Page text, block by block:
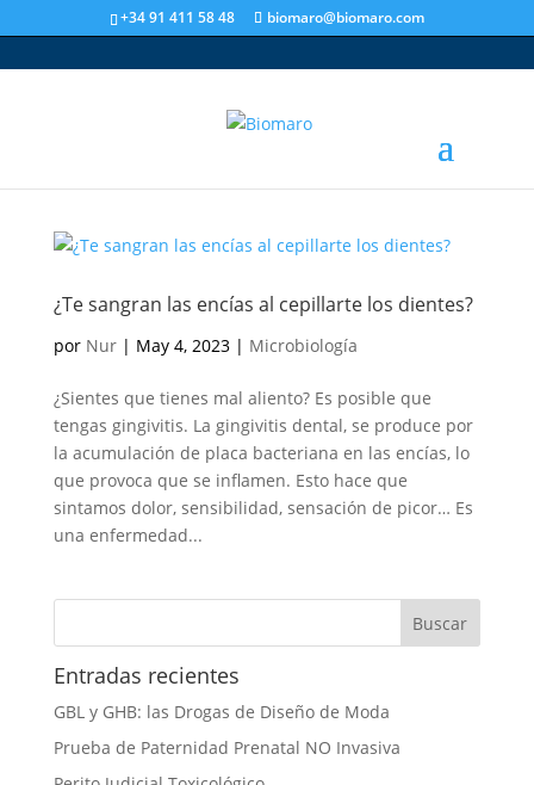
+34 91 411 58 48 biomaro@biomaro.com
¿Te sangran las encías al cepillarte los dientes?
por Nur| May 4, 2023| Microbiología
¿Sientes que tienes mal aliento? Es posible que
tengas gingivitis. La gingivitis dental, se produce por
la acumulación de placa bacteriana en las encías, lo
que provoca que se inflamen. Esto hace que
sintamos dolor, sensibilidad, sensación de picor… Es
una enfermedad...
Entradas recientes
GBL y GHB: las Drogas de Diseño de Moda
Prueba de Paternidad Prenatal NO Invasiva